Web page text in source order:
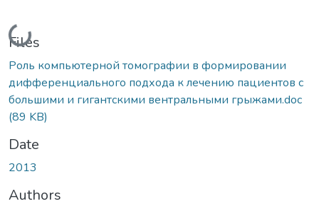
Loading...
Files
Роль компьютерной томографии в формировании
дифференциального подхода к лечению пациентов с
большими и гигантскими вентральными грыжами.doc
(89 KB)
Date
2013
Authors